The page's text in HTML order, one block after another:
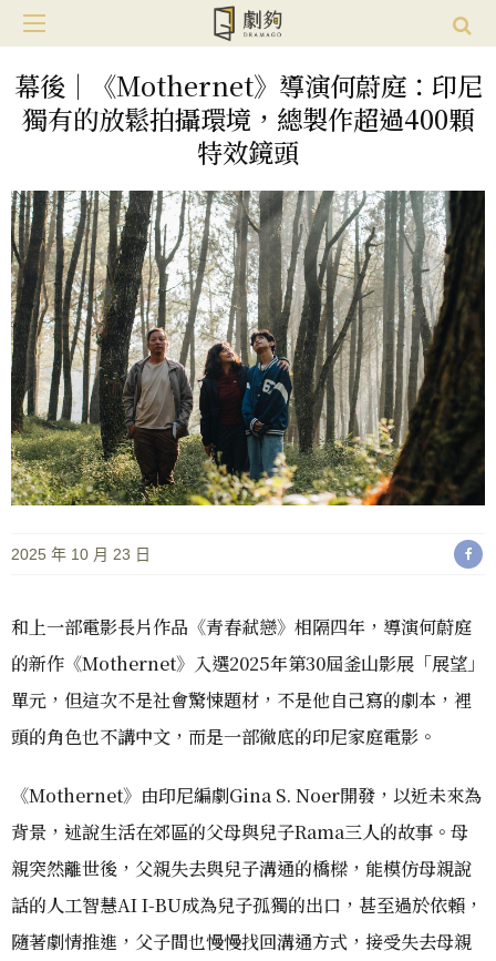
幕後｜《Mothernet》導演何蔚庭：印尼
獨有的放鬆拍攝環境，總製作超過400顆
特效鏡頭
2025 年 10 月 23 日
和上一部電影長片作品《青春弒戀》相隔四年，導演何蔚庭
的新作《Mothernet》入選2025年第30屆釜山影展「展望」
單元，但這次不是社會驚悚題材，不是他自己寫的劇本，裡
頭的角色也不講中文，而是一部徹底的印尼家庭電影。
《Mothernet》由印尼編劇Gina S. Noer開發，以近未來為
背景，述說生活在郊區的父母與兒子Rama三人的故事。母
親突然離世後，父親失去與兒子溝通的橋樑，能模仿母親說
話的人工智慧AI I-BU成為兒子孤獨的出口，甚至過於依賴，
隨著劇情推進，父子間也慢慢找回溝通方式，接受失去母親